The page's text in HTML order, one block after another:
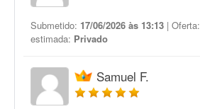
Submetido: 17/06/2026 às 13:13 | Oferta:
estimada: Privado
Samuel F.